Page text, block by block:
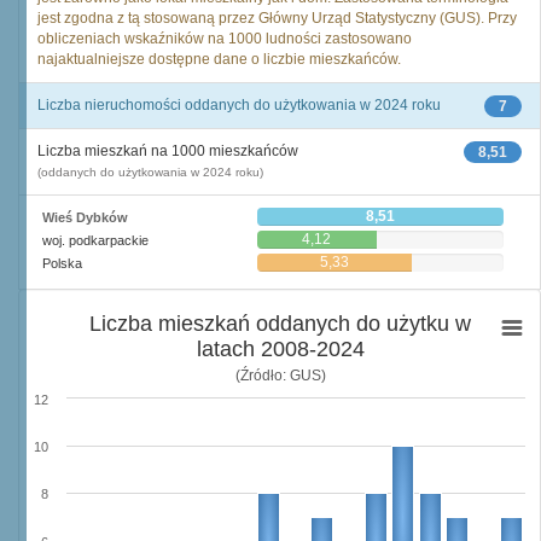
jest zgodna z tą stosowaną przez Główny Urząd Statystyczny (GUS). Przy
obliczeniach wskaźników na 1000 ludności zastosowano
najaktualniejsze dostępne dane o liczbie mieszkańców.
7
Liczba nieruchomości oddanych do użytkowania w 2024 roku
8,51
Liczba mieszkań na 1000 mieszkańców
(oddanych do użytkowania w 2024 roku)
Wieś Dybków 8,51
woj. podkarpackie 4,12
Polska 5,33
Liczba mieszkań oddanych do użytku w
latach 2008-2024
(Źródło: GUS)
8
10
12